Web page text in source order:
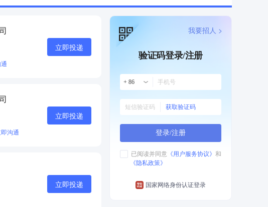
立即投递
沟通
立即投递
立即投递
验证码登录/注册
+ 86
获取验证码
登录/注册
已阅读并同意 《用户服务协议》 和
《隐私政策》
国家网络身份认证登录
我要招人 >